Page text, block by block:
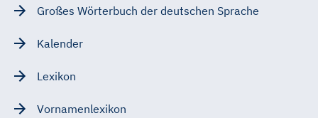
Großes Wörterbuch der deutschen Sprache
Kalender
Lexikon
Vornamenlexikon